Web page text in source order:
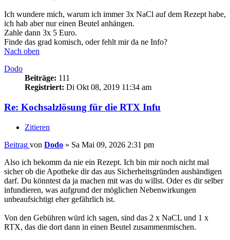
Ich wundere mich, warum ich immer 3x NaCl auf dem Rezept habe,
ich hab aber nur einen Beutel anhängen.
Zahle dann 3x 5 Euro.
Finde das grad komisch, oder fehlt mir da ne Info?
Nach oben
Dodo
Beiträge: 111
Registriert: Di Okt 08, 2019 11:34 am
Re: Kochsalzlösung für die RTX Infu
Zitieren
Beitrag von Dodo » Sa Mai 09, 2026 2:31 pm
Also ich bekomm da nie ein Rezept. Ich bin mir noch nicht mal
sicher ob die Apotheke dir das aus Sicherheitsgründen aushändigen
darf. Du könntest da ja machen mit was du willst. Oder es dir selber
infundieren, was aufgrund der möglichen Nebenwirkungen
unbeaufsichtigt eher gefährlich ist.
Von den Gebühren würd ich sagen, sind das 2 x NaCL und 1 x
RTX, das die dort dann in einen Beutel zusammenmischen.